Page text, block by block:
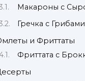
Макароны с
Гречка с Грибами
и Фриттаты
Фриттата с